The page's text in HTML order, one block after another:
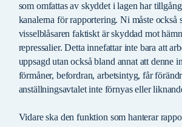
som omfattas av skyddet i lagen har
kanalerna för rapportering. Ni måste också
visselblåsaren faktiskt är skyddad mot
repressalier. Detta innefattar inte bara att
uppsagd utan också bland annat att denne
förmåner, befordran, arbetsintyg, får
anställningsavtalet inte förnyas eller
Vidare ska den funktion som hanterar